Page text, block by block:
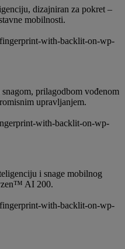
dizajniran za pokret –
mobilnosti.
prilagodbom vođenom
upravljanjem.
i snage mobilnog
AI 200.